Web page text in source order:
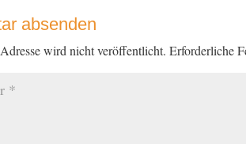
absenden
wird nicht veröffentlicht. Erforderliche